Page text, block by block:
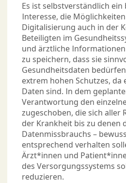
Es ist selbstverständlich
Interesse, die
Digitalisierung auch in der
Beteiligten im
und ärztliche
zu speichern, dass sie
Gesundheitsdaten
extrem hohen Schutzes, da
Daten sind. In dem
Verantwortung den
zugeschoben, die sich aller
der Krankheit bis zu denen
Datenmissbrauchs –
entsprechend verhalten
Ärzt*innen und
des Versorgungssystems
reduzieren.